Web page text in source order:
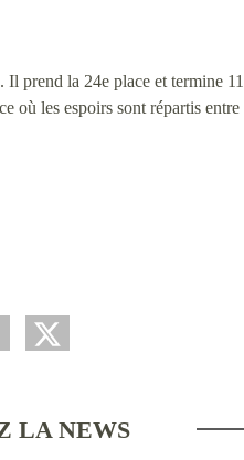
prend la 24e place et termine
où les espoirs sont répartis
LA NEWS